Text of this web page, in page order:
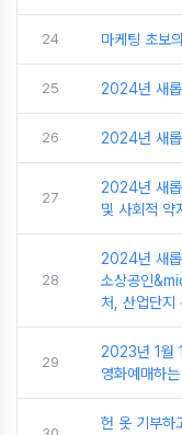
24 마케팅 초보
25 2024년 새롭
26 2024년 새롭
27
2024년 새롭
및 사회적 약
28
2024년 새
소상공인
처, 산업단지
29
2023년 1월
영화예매하
헌 옷 기부하